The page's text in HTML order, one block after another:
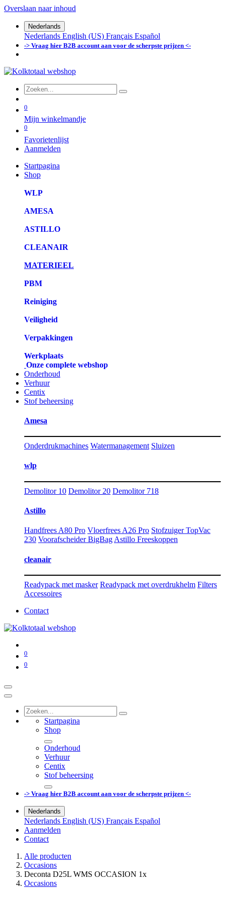
Overslaan naar inhoud
Nederlands
Nederlands English (US) Français Español
-> Vraag hier B2B account aan voor de scherpste prijzen <-
0
Mijn winkelmandje
0
Favorietenlijst
Aanmelden
Startpagina
Shop
WLP
AMESA
ASTILLO
CLEANAIR
MATERIEEL
PBM
Reiniging
Veiligheid
Verpakkingen
Werkplaats
Onze complete webshop
Onderhoud
Verhuur
Centix
Stof beheersing
Amesa
Onderdrukmachines Watermanagement Sluizen
wlp
Demolitor 10 Demolitor 20 Demolitor 718
Astillo
Handfrees A80 Pro Vloerfrees A26 Pro Stofzuiger TopVac
230 Voorafscheider BigBag Astillo Freeskoppen
cleanair
Readypack met masker Readypack met overdrukhelm Filters
Accessoires
Contact
0
0
Startpagina
Shop
Onderhoud
Verhuur
Centix
Stof beheersing
-> Vraag hier B2B account aan voor de scherpste prijzen <-
Nederlands
Nederlands English (US) Français Español
Aanmelden
Contact
Alle producten
Occasions
Deconta D25L WMS OCCASION 1x
Occasions